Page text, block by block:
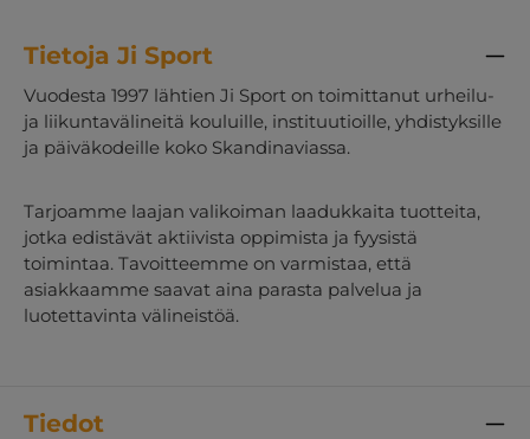
Tietoja Ji Sport
Vuodesta 1997 lähtien Ji Sport on toimittanut urheilu-
ja liikuntavälineitä kouluille, instituutioille, yhdistyksille
ja päiväkodeille koko Skandinaviassa.
Tarjoamme laajan valikoiman laadukkaita tuotteita,
jotka edistävät aktiivista oppimista ja fyysistä
toimintaa. Tavoitteemme on varmistaa, että
asiakkaamme saavat aina parasta palvelua ja
luotettavinta välineistöä.
Tiedot